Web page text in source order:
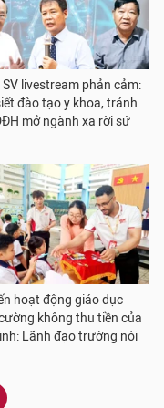
SV livestream phản cảm:
đào tạo y khoa, tránh
mở ngành xa rời sứ
hoạt động giáo dục
không thu tiền của
Lãnh đạo trường nói